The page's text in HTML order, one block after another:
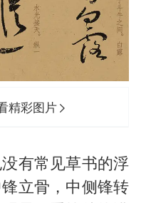
精彩图片
有常见草书的浮
立骨，中侧锋转